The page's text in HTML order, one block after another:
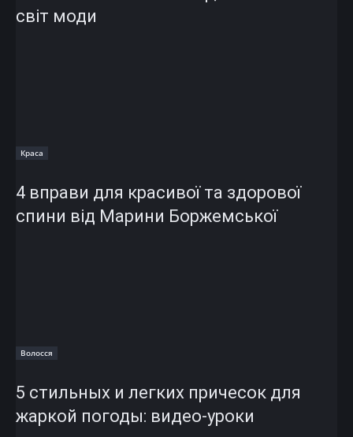
світ моди
Краса
4 вправи для красивої та здорової
спини від Марини Боржемської
Волосся
5 стильных и легких причесок для
жаркой погоды: видео-уроки